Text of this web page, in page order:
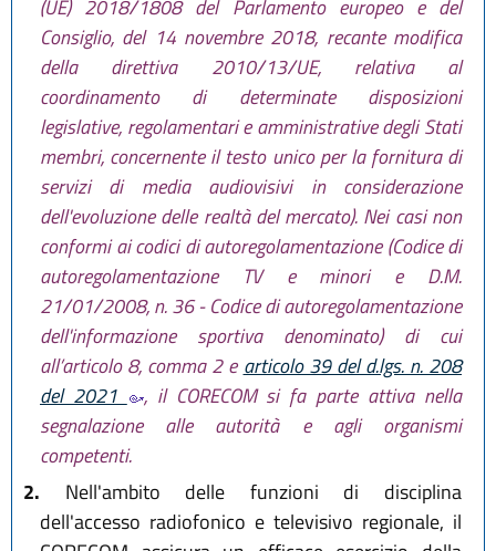
(UE) 2018/1808 del Parlamento europeo e del
Consiglio, del 14 novembre 2018, recante modifica
della direttiva 2010/13/UE, relativa al
coordinamento di determinate disposizioni
legislative, regolamentari e amministrative degli Stati
membri, concernente il testo unico per la fornitura di
servizi di media audiovisivi in considerazione
dell'evoluzione delle realtà del mercato). Nei casi non
conformi ai codici di autoregolamentazione (Codice di
autoregolamentazione TV e minori e D.M.
21/01/2008, n. 36 - Codice di autoregolamentazione
dell'informazione sportiva denominato) di cui
all’articolo 8, comma 2 e articolo 39 del d.lgs. n. 208
del 2021
, il CORECOM si fa parte attiva nella
segnalazione alle autorità e agli organismi
competenti.
2. Nell'ambito delle funzioni di disciplina
dell'accesso radiofonico e televisivo regionale, il